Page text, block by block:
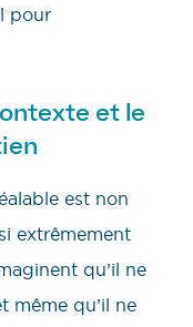
pour
et le
est non
extrêmement
qu’il ne
même qu’il ne